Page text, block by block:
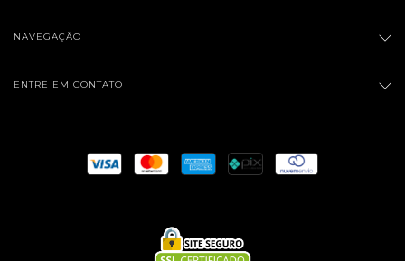
NAVEGAÇÃO
ENTRE EM CONTATO